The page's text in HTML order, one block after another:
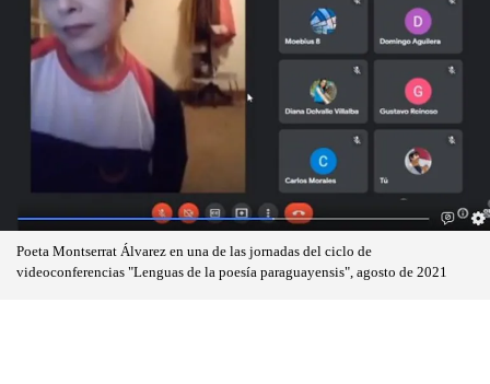
Poeta Montserrat Álvarez en una de las jornadas del ciclo de
videoconferencias "Lenguas de la poesía paraguayensis", agosto de 2021